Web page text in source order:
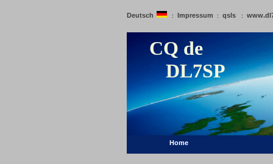
Deutsch : Impressum : qsls :
CQ de
DL7SP
Home